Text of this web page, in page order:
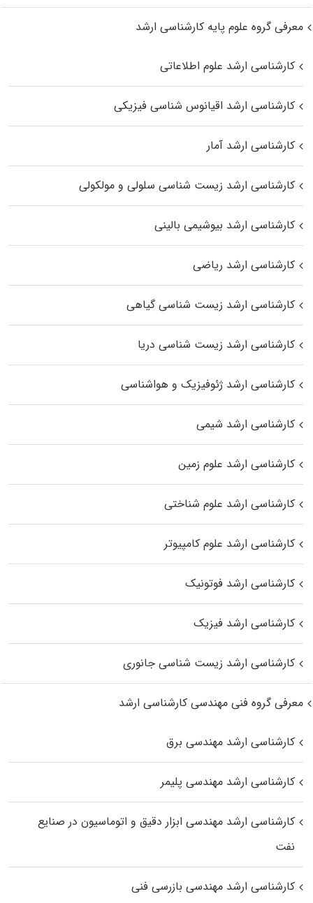
معرفی گروه علوم پایه کارشناسی ارشد
کارشناسی ارشد علوم اطلاعاتی
کارشناسی ارشد اقیانوس‌ شناسی فیزیکی
کارشناسی ارشد آمار
کارشناسی ارشد زیست شناسی سلولی و مولکولی
کارشناسی ارشد بیوشیمی بالینی
کارشناسی ارشد ریاضی
کارشناسی ارشد زیست‌ شناسی گیاهی
کارشناسی ارشد زیست‌ شناسی دریا
کارشناسی ارشد ژئوفیزیک و هواشناسی
کارشناسی ارشد شیمی
کارشناسی ارشد علوم زمین
کارشناسی ارشد علوم شناختی
کارشناسی ارشد علوم کامپیوتر
کارشناسی ارشد فوتونیک
کارشناسی ارشد فیزیک
کارشناسی ارشد زیست‌ شناسی جانوری
معرفی گروه فنی مهندسی کارشناسی ارشد
کارشناسی ارشد مهندسی برق
کارشناسی ارشد مهندسی پلیمر
کارشناسی ارشد مهندسی ابزار دقیق و اتوماسیون در صنایع
نفت
کارشناسی ارشد مهندسی بازرسی فنی